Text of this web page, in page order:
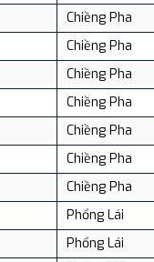
Chiềng Pha
Chiềng Pha
Chiềng Pha
Chiềng Pha
Chiềng Pha
Chiềng Pha
Chiềng Pha
Phổng Lái
Phổng Lái